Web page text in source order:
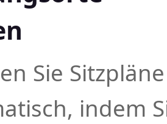
Sie Sitzpläne
indem